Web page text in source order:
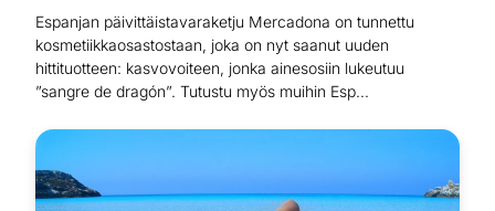
Espanjan päivittäistavaraketju Mercadona on tunnettu
kosmetiikkaosastostaan, joka on nyt saanut uuden
hittituotteen: kasvovoiteen, jonka ainesosiin lukeutuu
”sangre de dragón”. Tutustu myös muihin Esp...